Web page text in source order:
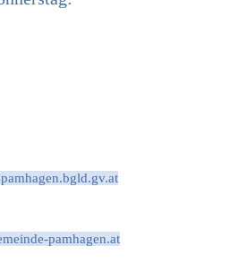
pamhagen.at